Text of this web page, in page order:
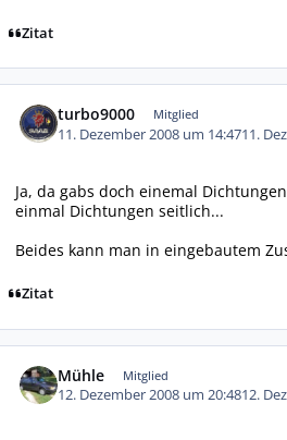
Zitat
turbo9000 Mitglied
11. Dezember 2008 um 14:4711.
Ja, da gabs doch einemal
einmal Dichtungen seitlich...
Beides kann man in eingebautem
Zitat
Mühle Mitglied
12. Dezember 2008 um 20:4812.